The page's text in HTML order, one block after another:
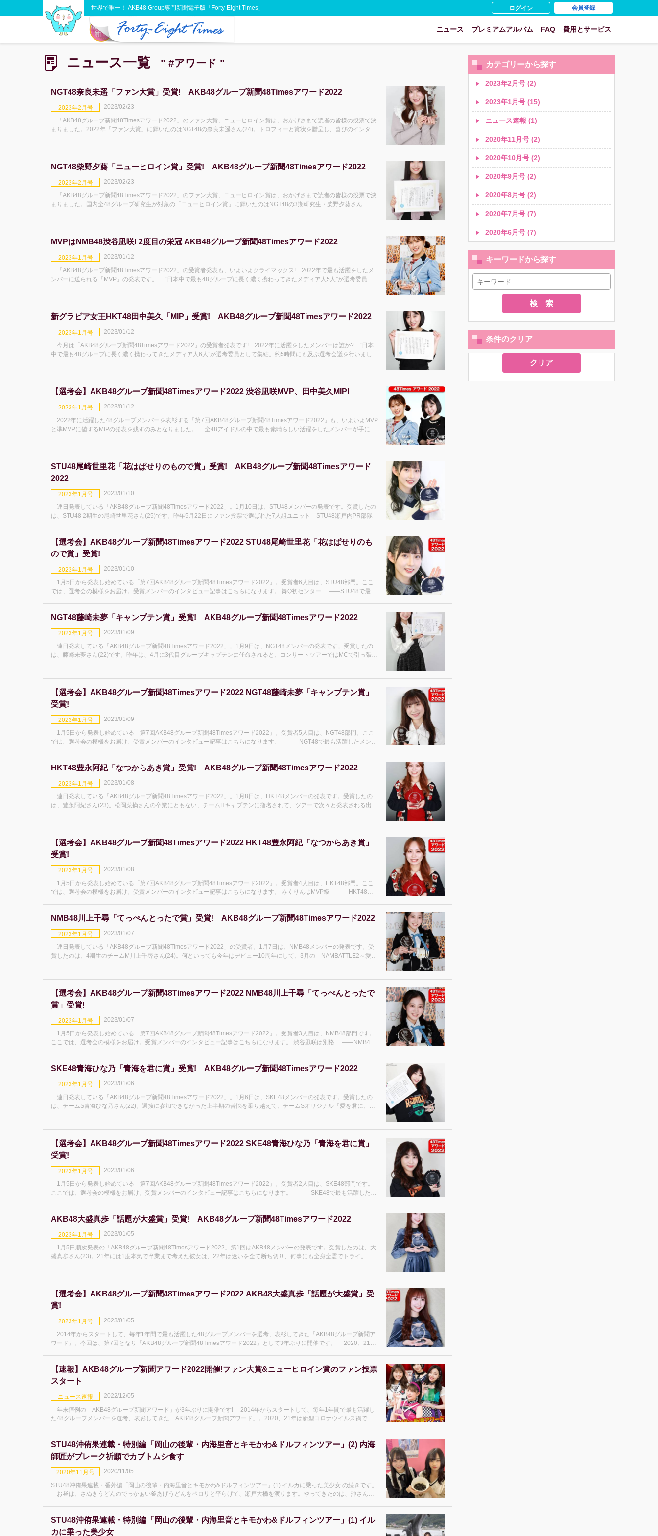
世界で唯一！ AKB48 Group専門新聞電子版「Forty-Eight Times」 ログイン 会員登録
ニュース プレミアムアルバム FAQ 費用とサービス
ニュース一覧 " #アワード "
NGT48奈良未遥「ファン大賞」受賞! AKB48グループ新聞48Timesアワード2022
2023年2月号
2023/02/23
「AKB48グループ新聞48Timesアワード2022」のファン大賞、ニューヒロイン賞は、おかげさまで読者の皆様の投票で決
まりました。2022年「ファン大賞」に輝いたのはNGT48の奈良未遥さん(24)。トロフィーと賞状を贈呈し、喜びのインタビ
NGT48柴野夕葵「ニューヒロイン賞」受賞! AKB48グループ新聞48Timesアワード2022
2023年2月号
2023/02/23
「AKB48グループ新聞48Timesアワード2022」のファン大賞、ニューヒロイン賞は、おかげさまで読者の皆様の投票で決
まりました。国内全48グループ研究生が対象の「ニューヒロイン賞」に輝いたのはNGT48の3期研究生・柴野夕葵さん
MVPはNMB48渋谷凪咲! 2度目の栄冠 AKB48グループ新聞48Timesアワード2022
2023年1月号
2023/01/12
「AKB48グループ新聞48Timesアワード2022」の受賞者発表も、いよいよクライマックス! 2022年で最も活躍をしたメ
ンバーに送られる「MVP」の発表です。 “日本中で最も48グループに長く濃く携わってきたメディア人5人”が選考委員と
新グラビア女王HKT48田中美久「MIP」受賞! AKB48グループ新聞48Timesアワード2022
2023年1月号
2023/01/12
今月は「AKB48グループ新聞48Timesアワード2022」の受賞者発表です! 2022年に活躍をしたメンバーは誰か? “日本
中で最も48グループに長く濃く携わってきたメディア人6人”が選考委員として集結。約5時間にも及ぶ選考会議を行いまし
【選考会】AKB48グループ新聞48Timesアワード2022 渋谷凪咲MVP、田中美久MIP!
2023年1月号
2023/01/12
2022年に活躍した48グループメンバーを表彰する「第7回AKB48グループ新聞48Timesアワード2022」も、いよいよMVP
と準MVPに値するMIPの発表を残すのみとなりました。 全48アイドルの中で最も素晴らしい活躍をしたメンバーが手にす
STU48尾崎世里花「花はぱせりのもので賞」受賞! AKB48グループ新聞48Timesアワード
2022
2023年1月号
2023/01/10
連日発表している「AKB48グループ新聞48Timesアワード2022」。1月10日は、STU48メンバーの発表です。受賞したの
は、STU48 2期生の尾崎世里花さん(25)です。昨年5月22日にファン投票で選ばれた7人組ユニット「STU48瀬戸内PR部隊
【選考会】AKB48グループ新聞48Timesアワード2022 STU48尾崎世里花「花はぱせりのも
ので賞」受賞!
2023年1月号
2023/01/10
1月5日から発表し始めている「第7回AKB48グループ新聞48Timesアワード2022」。受賞者6人目は、STU48部門。ここ
では、選考会の模様をお届け。受賞メンバーのインタビュー記事はこちらになります。 舞Q初センター ――STU48で最も
NGT48藤崎未夢「キャンプテン賞」受賞! AKB48グループ新聞48Timesアワード2022
2023年1月号
2023/01/09
連日発表している「AKB48グループ新聞48Timesアワード2022」。1月9日は、NGT48メンバーの発表です。受賞したの
は、藤崎未夢さん(22)です。昨年は、4月に3代目グループキャプテンに任命されると、コンサートツアーではMCで引っ張
【選考会】AKB48グループ新聞48Timesアワード2022 NGT48藤崎未夢「キャンプテン賞」
受賞!
2023年1月号
2023/01/09
1月5日から発表し始めている「第7回AKB48グループ新聞48Timesアワード2022」。受賞者5人目は、NGT48部門。ここ
では、選考会の模様をお届け。受賞メンバーのインタビュー記事はこちらになります。 ――NGT48で最も活躍したメンバ
HKT48豊永阿紀「なつからあき賞」受賞! AKB48グループ新聞48Timesアワード2022
2023年1月号
2023/01/08
連日発表している「AKB48グループ新聞48Timesアワード2022」。1月8日は、HKT48メンバーの発表です。受賞したの
は、豊永阿紀さん(23)。松岡菜摘さんの卒業にともない、チームHキャプテンに指名されて、ツアーで次々と発表される出来
【選考会】AKB48グループ新聞48Timesアワード2022 HKT48豊永阿紀「なつからあき賞」
受賞!
2023年1月号
2023/01/08
1月5日から発表し始めている「第7回AKB48グループ新聞48Timesアワード2022」。受賞者4人目は、HKT48部門。ここ
では、選考会の模様をお届け。受賞メンバーのインタビュー記事はこちらになります。 みくりんはMVP級 ――HKT48で
NMB48川上千尋「てっぺんとったで賞」受賞! AKB48グループ新聞48Timesアワード2022
2023年1月号
2023/01/07
連日発表している「AKB48グループ新聞48Timesアワード2022」の受賞者。1月7日は、NMB48メンバーの発表です。受
賞したのは、4期生のチームM川上千尋さん(24)。何といっても今年はデビュー10周年にして、3月の「NAMBATTLE2～愛
【選考会】AKB48グループ新聞48Timesアワード2022 NMB48川上千尋「てっぺんとったで
賞」受賞!
2023年1月号
2023/01/07
1月5日から発表し始めている「第7回AKB48グループ新聞48Timesアワード2022」。受賞者3人目は、NMB48部門です。
ここでは、選考会の模様をお届け。受賞メンバーのインタビュー記事はこちらになります。 渋谷凪咲は別格 ――NMB48
SKE48青海ひな乃「青海を君に賞」受賞! AKB48グループ新聞48Timesアワード2022
2023年1月号
2023/01/06
連日発表している「AKB48グループ新聞48Timesアワード2022」。1月6日は、SKE48メンバーの発表です。受賞したの
は、チームS青海ひな乃さん(22)。選抜に参加できなかった上半期の苦悩を乗り越えて、チームSオリジナル「愛を君に、愛
【選考会】AKB48グループ新聞48Timesアワード2022 SKE48青海ひな乃「青海を君に賞」
受賞!
2023年1月号
2023/01/06
1月5日から発表し始めている「第7回AKB48グループ新聞48Timesアワード2022」。受賞者2人目は、SKE48部門です。
ここでは、選考会の模様をお届け。受賞メンバーのインタビュー記事はこちらになります。 ――SKE48で最も活躍したメ
AKB48大盛真歩「話題が大盛賞」受賞! AKB48グループ新聞48Timesアワード2022
2023年1月号
2023/01/05
1月5日順次発表の「AKB48グループ新聞48Timesアワード2022」第1回はAKB48メンバーの発表です。受賞したのは、大
盛真歩さん(23)。21年には1度本気で卒業まで考えた彼女は、22年は迷いを全て断ち切り、何事にも全身全霊でトライ。結
【選考会】AKB48グループ新聞48Timesアワード2022 AKB48大盛真歩「話題が大盛賞」受
賞!
2023年1月号
2023/01/05
2014年からスタートして、毎年1年間で最も活躍した48グループメンバーを選考、表彰してきた「AKB48グループ新聞ア
ワード」。今回は、第7回となり「AKB48グループ新聞48Timesアワード2022」として3年ぶりに開催です。 2020、21年
【速報】AKB48グループ新聞アワード2022開催!ファン大賞&ニューヒロイン賞のファン投票
スタート
ニュース速報
2022/12/05
年末恒例の「AKB48グループ新聞アワード」が3年ぶりに開催です! 2014年からスタートして、毎年1年間で最も活躍し
た48グループメンバーを選考、表彰してきた「AKB48グループ新聞アワード」。2020、21年は新型コロナウイルス禍で、
STU48沖侑果連載・特別編「岡山の後輩・内海里音とキモかわ&ドルフィンツアー」(2) 内海
師匠がブレーク祈願でカブトムシ食す
2020年11月号
2020/11/05
STU48沖侑果連載・番外編「岡山の後輩・内海里音とキモかわ&ドルフィンツアー」(1) イルカに乗った美少女 の続きです。
お昼は、さぬきうどんのでっかぁい釜あげうどんをペロリと平らげて、瀬戸大橋を渡ります。やってきたのは、沖さんと
STU48沖侑果連載・特別編「岡山の後輩・内海里音とキモかわ&ドルフィンツアー」(1) イル
カに乗った美少女
カテゴリーから探す
2023年2月号 (2)
2023年1月号 (15)
ニュース速報 (1)
2020年11月号 (2)
2020年10月号 (2)
2020年9月号 (2)
2020年8月号 (2)
2020年7月号 (7)
2020年6月号 (7)
キーワードから探す
検 索
条件のクリア
クリア